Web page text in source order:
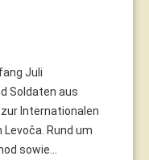
Juli
Soldaten aus
Internationalen
Rund um
sowie...